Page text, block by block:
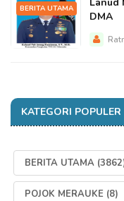
BERITA UTAMA
DMA
KATEGORI POPULER
BERITA UTAMA
POJOK MERAUKE (8)